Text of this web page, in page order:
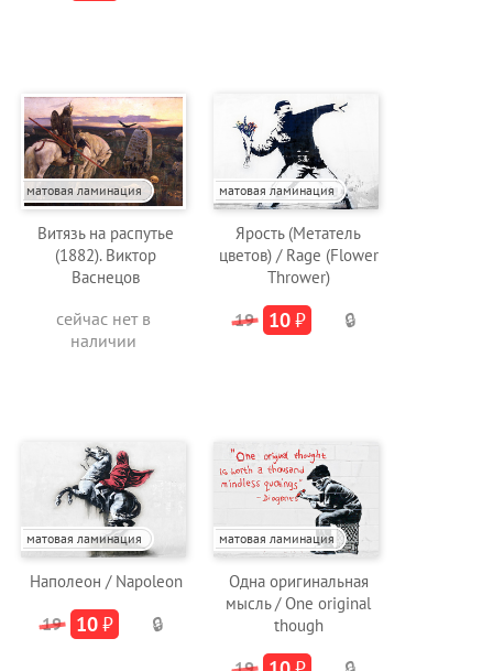
матовая ламинация
Витязь на распутье
(1882). Виктор
Васнецов
сейчас нет в
наличии
матовая ламинация
Ярость (Метатель
цветов) / Rage (Flower
Thrower)
19 10₽ 🔒
матовая ламинация
Наполеон / Napoleon
19 10₽ 🔒
матовая ламинация
Одна оригинальная
мысль / One original
though